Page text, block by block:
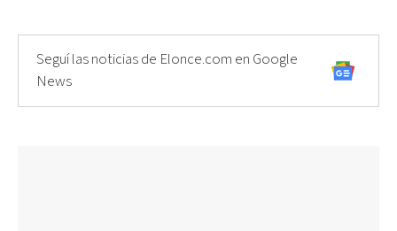
Seguí las noticias de Elonce.com en Google
News